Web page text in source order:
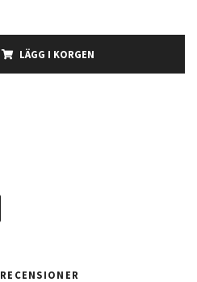
LÄGG I KORGEN
RECENSIONER